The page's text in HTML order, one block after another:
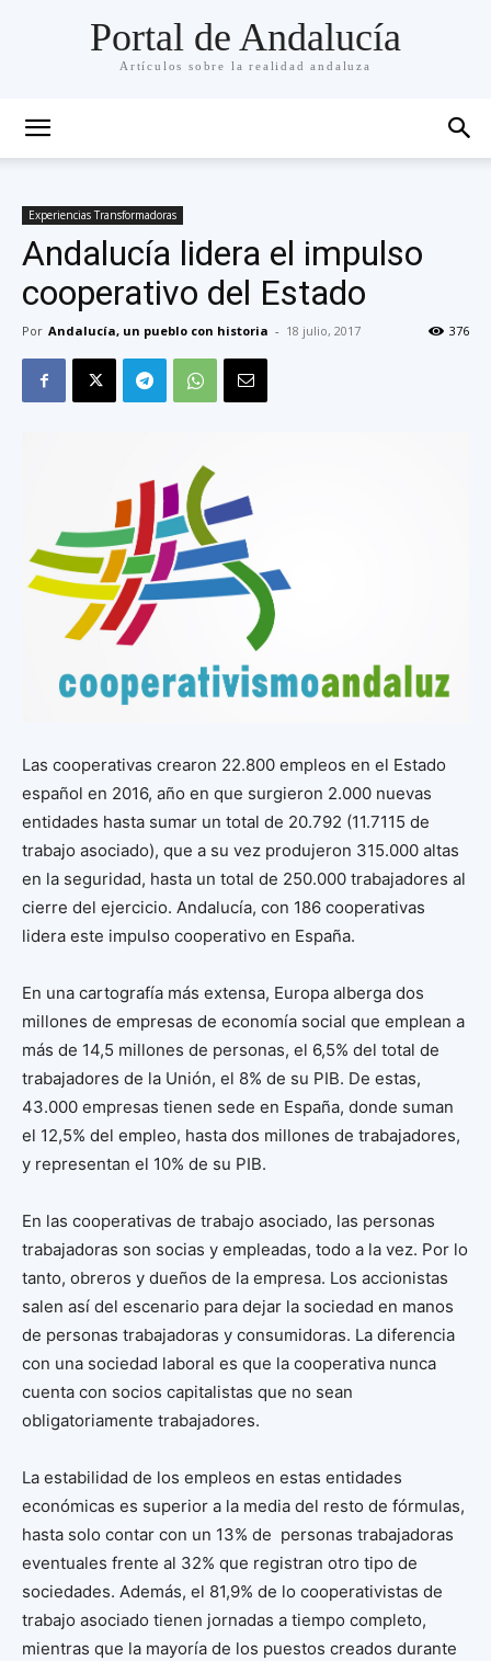
Portal de Andalucía
Artículos sobre la realidad andaluza
Experiencias Transformadoras
Andalucía lidera el impulso
cooperativo del Estado
Por Andalucía, un pueblo con historia - 18 julio, 2017 376
Las cooperativas crearon 22.800 empleos en el Estado
español en 2016, año en que surgieron 2.000 nuevas
entidades hasta sumar un total de 20.792 (11.7115 de
trabajo asociado), que a su vez produjeron 315.000 altas
en la seguridad, hasta un total de 250.000 trabajadores al
cierre del ejercicio. Andalucía, con 186 cooperativas
lidera este impulso cooperativo en España.
En una cartografía más extensa, Europa alberga dos
millones de empresas de economía social que emplean a
más de 14,5 millones de personas, el 6,5% del total de
trabajadores de la Unión, el 8% de su PIB. De estas,
43.000 empresas tienen sede en España, donde suman
el 12,5% del empleo, hasta dos millones de trabajadores,
y representan el 10% de su PIB.
En las cooperativas de trabajo asociado, las personas
trabajadoras son socias y empleadas, todo a la vez. Por lo
tanto, obreros y dueños de la empresa. Los accionistas
salen así del escenario para dejar la sociedad en manos
de personas trabajadoras y consumidoras. La diferencia
con una sociedad laboral es que la cooperativa nunca
cuenta con socios capitalistas que no sean
obligatoriamente trabajadores.
La estabilidad de los empleos en estas entidades
económicas es superior a la media del resto de fórmulas,
hasta solo contar con un 13% de personas trabajadoras
eventuales frente al 32% que registran otro tipo de
sociedades. Además, el 81,9% de lo cooperativistas de
trabajo asociado tienen jornadas a tiempo completo,
mientras que la mayoría de los puestos creados durante